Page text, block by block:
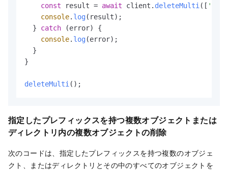
const result = await client. deleteMulti([
console. log(result);
  }
catch (error) {
console. log(error);
  }
}
deleteMulti
指定したプレフィックスを持つ複数オブジェクトまたは
ディレクトリ内の複数オブジェクトの削除
次のコードは、指定したプレフィックスを持つ複数のオブジェ
クト、またはディレクトリとその中のすべてのオブジェクトを